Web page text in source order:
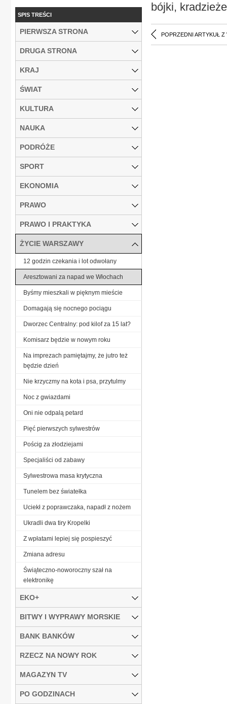
bójki,
POPRZEDNI ARTYKUŁ Z
SPIS TREŚCI
PIERWSZA STRONA
DRUGA STRONA
KRAJ
ŚWIAT
KULTURA
NAUKA
PODRÓŻE
SPORT
EKONOMIA
PRAWO
PRAWO I PRAKTYKA
ŻYCIE WARSZAWY
12 godzin czekania i lot odwołany
Aresztowani za napad we Włochach
Byśmy mieszkali w pięknym mieście
Domagają się nocnego pociągu
Dworzec Centralny: pod kilof za 15 lat?
Komisarz będzie w nowym roku
Na imprezach pamiętajmy, że jutro też
będzie dzień
Nie krzyczmy na kota i psa, przytulmy
Noc z gwiazdami
Oni nie odpalą petard
Pięć pierwszych sylwestrów
Pościg za złodziejami
Specjaliści od zabawy
Sylwestrowa masa krytyczna
Tunelem bez światełka
Uciekł z poprawczaka, napadł z nożem
Ukradli dwa tiry Kropelki
Z wpłatami lepiej się pospieszyć
Zmiana adresu
Świąteczno-noworoczny szał na
elektronikę
EKO+
BITWY I WYPRAWY MORSKIE
BANK BANKÓW
RZECZ NA NOWY ROK
MAGAZYN TV
PO GODZINACH